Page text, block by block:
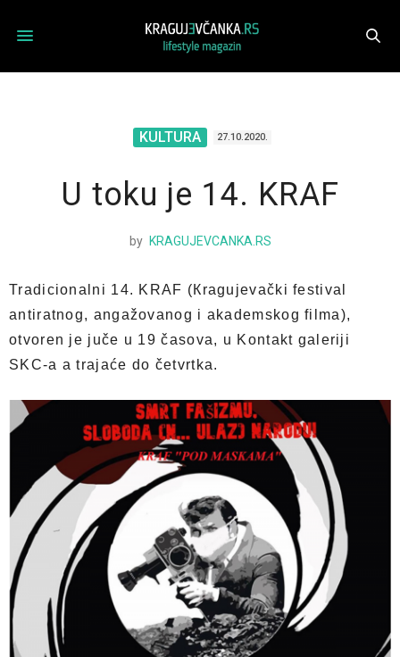
KULTURA 27.10.2020.
U toku je 14. KRAF
by KRAGUJEVCANKA.RS
Tradicionalni 14. KRAF (Кragujevački festival
antiratnog, angažovanog i akademskog filma),
otvoren je juče u 19 časova, u Kontakt galeriji
SKC-a a trajaće do četvrtka.